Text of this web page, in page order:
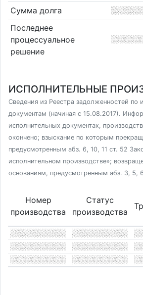
Сумма долга
Последнее
процессуальное
решение
ИСПОЛНИТЕЛЬНЫЕ
Сведения из Реестра задолженностей по
документам (начиная с 15.08.2017).
исполнительных документах,
окончено; взыскание по которым
предусмотренным абз. 6, 10, 11 ст. 52
исполнительном производстве»;
основаниям, предусмотренным абз. 3, 5,
Номер
производства
Статус
производства